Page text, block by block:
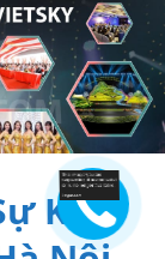
Kiện